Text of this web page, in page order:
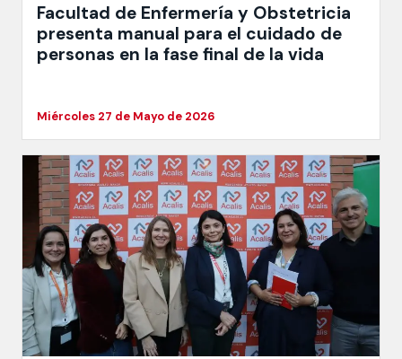
Facultad de Enfermería y Obstetricia
presenta manual para el cuidado de
personas en la fase final de la vida
Miércoles 27 de Mayo de 2026